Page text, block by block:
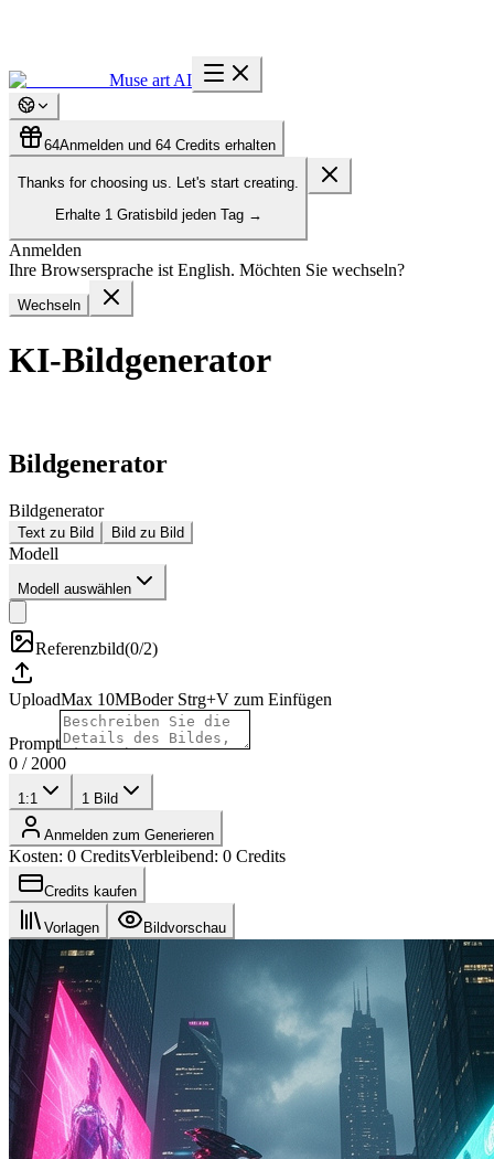
Muse art AI
64Anmelden und 64 Credits erhalten
Thanks for choosing us. Let's start creating.
Erhalte 1 Gratisbild jeden Tag →
Anmelden
Ihre Browsersprache ist English. Möchten Sie wechseln?
Wechseln
KI-Bildgenerator
Bildgenerator
Bildgenerator
Text zu Bild Bild zu Bild
Modell
Modell auswählen
Referenzbild(0/2)
UploadMax 10MBoder Strg+V zum Einfügen
Prompt
0 / 2000
1:1 1 Bild
Anmelden zum Generieren
Kosten: 0 CreditsVerbleibend: 0 Credits
Credits kaufen
Vorlagen Bildvorschau